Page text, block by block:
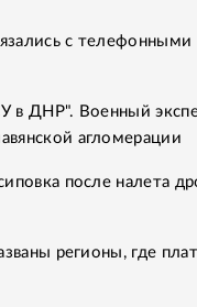
с
в ДНР". Военный
агломерации
после налета
регионы, где